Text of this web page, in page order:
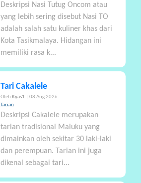
Deskripsi Nasi Tutug Oncom atau
yang lebih sering disebut Nasi TO
adalah salah satu kuliner khas dari
Kota Tasikmalaya. Hidangan ini
memiliki rasa k...
Tari Cakalele
Oleh Kyas1
| 08 Aug 2026.
Tarian
Deskripsi Cakalele merupakan
tarian tradisional Maluku yang
dimainkan oleh sekitar 30 laki-laki
dan perempuan. Tarian ini juga
dikenal sebagai tari...